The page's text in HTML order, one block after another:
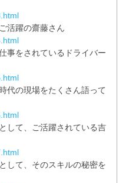
活躍の齋藤さん
事をされているドライバー
代の現場をたくさん語って
して、ご活躍されている吉
して、そのスキルの秘密を